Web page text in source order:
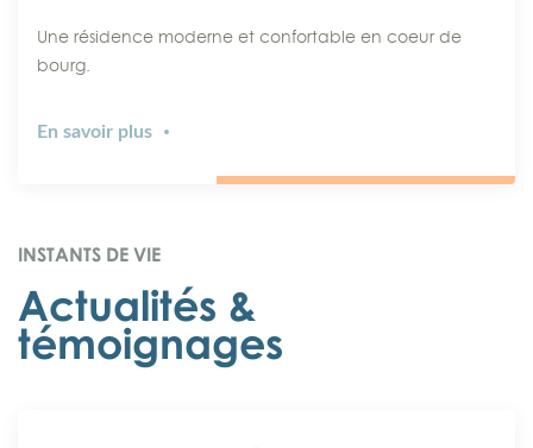
Une résidence moderne et confortable en coeur de
bourg.
En savoir plus
INSTANTS DE VIE
Actualités &
témoignages